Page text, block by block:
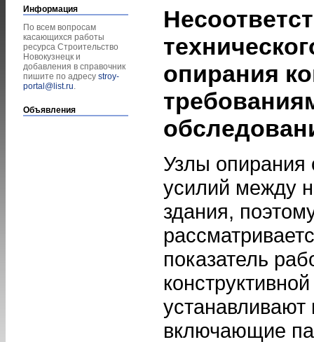
Информация
По всем вопросам
касающихся работы
ресурса Строительство
Новокузнецк и
добавления в справочник
пишите по адресу stroy-
portal@list.ru.
Объявления
опирания
Узлы опирания
усилий между
здания,
показатель
устанавливают
включающие